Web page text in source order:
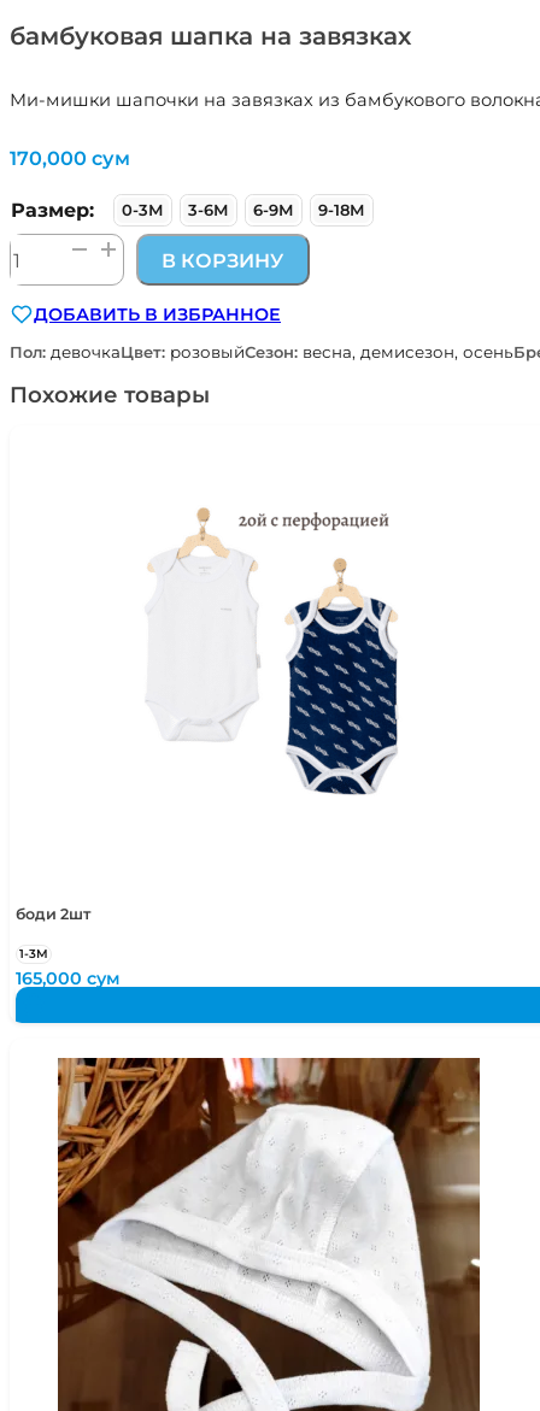
бамбуковая шапка на завязках
Ми-мишки шапочки на завязках из бамбукового
170,000 сум
Размер: 0-3М 3-6М 6-9М 9-18М
Количество
товара
шапка
на
завязках
В КОРЗИНУ
ДОБАВИТЬ В ИЗБРАННОЕ
Пол: девочкаЦвет: розовыйСезон: весна, демисезон, осень
Похожие товары
боди 2шт
1-3М
165,000сум